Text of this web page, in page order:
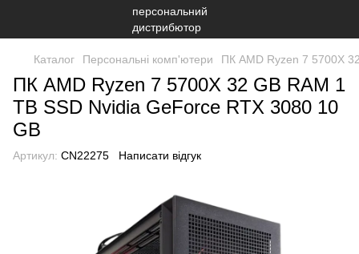
Каталог Персональні комп'ютери ПК AMD Ryzen 7 5700X
ПК AMD Ryzen 7 5700X 32 GB RAM 1
TB SSD Nvidia GeForce RTX 3080 10
GB
Артикул: CN22275 Написати відгук